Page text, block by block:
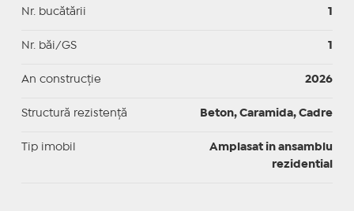
Nr. bucătării 1
Nr. băi/GS 1
An construcție 2026
Structură rezistență Beton, Caramida, Cadre
Tip imobil
Amplasat in ansamblu
rezidential